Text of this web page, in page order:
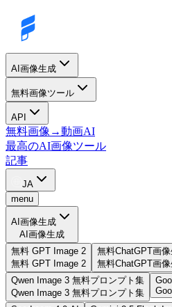
AI画像生成
無料画像ツール
API
無料画像→動画AI
最高のAI画像ツール
記事
JA
menu
AI画像生成
AI画像生成
無料 GPT Image 2
無料 GPT Image 2
無料ChatGPT画
無料ChatGPT画
Qwen Image 3 無料プロンプト集
Qwen Image 3 無料プロンプト集